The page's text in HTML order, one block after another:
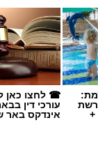
+
☎ לחצו כאן
עורכי דין
אינדקס באר